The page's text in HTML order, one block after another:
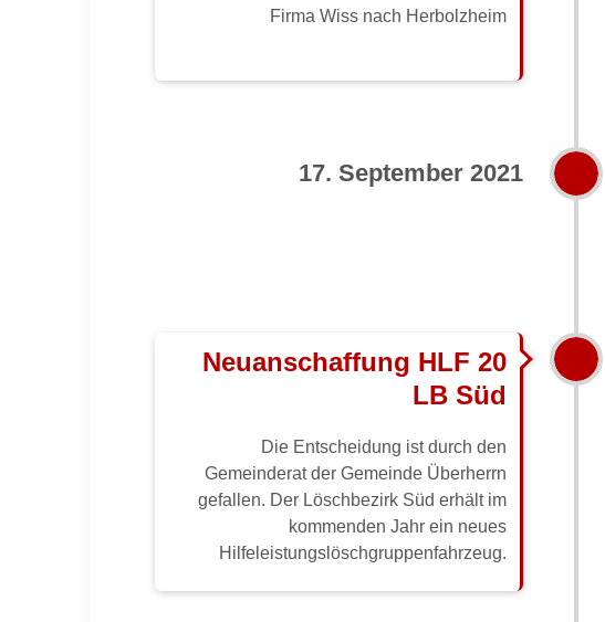
Firma Wiss nach Herbolzheim
17. September 2021
Neuanschaffung HLF 20
LB Süd
Die Entscheidung ist durch den
Gemeinderat der Gemeinde Überherrn
gefallen. Der Löschbezirk Süd erhält im
kommenden Jahr ein neues
Hilfeleistungslöschgruppenfahrzeug.